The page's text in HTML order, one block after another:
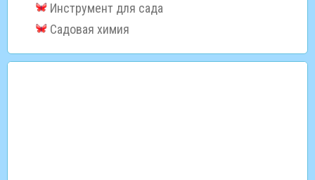
Инструмент для сада
Садовая химия